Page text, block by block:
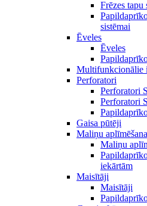
Frēzes
sistēmai
Ēveles
Ēveles
Multifunkcionālie
Perforatori
Perforatori
Perforatori
Gaisa pūtēji
Maliņu
Maliņu
iekārtām
Maisītāji
Maisītāji